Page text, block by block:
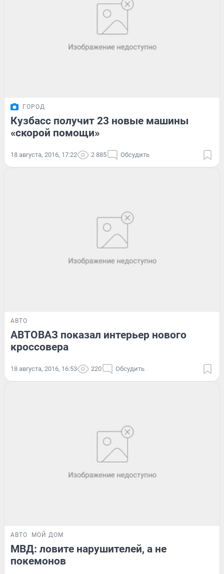
ГОРОД
Кузбасс получит 23 новые машины
«скорой помощи»
18 августа, 2016, 17:22 2 885 Обсудить
АВТО
АВТОВАЗ показал интерьер нового
кроссовера
18 августа, 2016, 16:53 220 Обсудить
АВТО МОЙ ДОМ
МВД: ловите нарушителей, а не
покемонов